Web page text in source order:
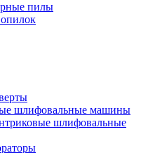
пилы
шлифовальные машины
шлифовальные